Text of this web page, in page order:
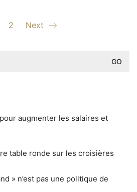
2 Next
augmenter les salaires et
table ronde sur les croisières
» n’est pas une politique de